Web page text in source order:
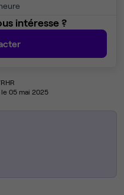
intéresse ?
05 mai 2025